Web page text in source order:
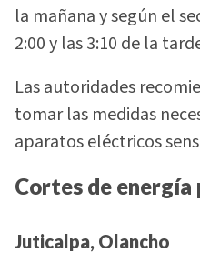
la mañana y según el
2:00 y las 3:10 de la
Las autoridades
tomar las medidas
aparatos eléctricos
Cortes de
Juticalpa, Olancho